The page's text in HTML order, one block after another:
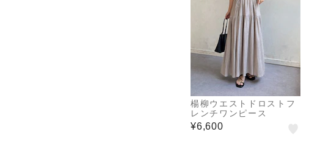
楊柳ウエストドロストフ
レンチワンピース
¥6,600